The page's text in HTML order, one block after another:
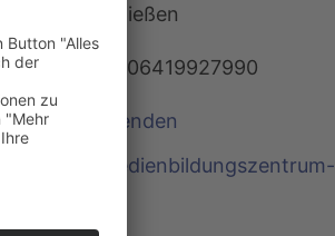
35394 Gießen
Telefon: 06419927990
E-Mail senden
www.medienbildungszentrum-